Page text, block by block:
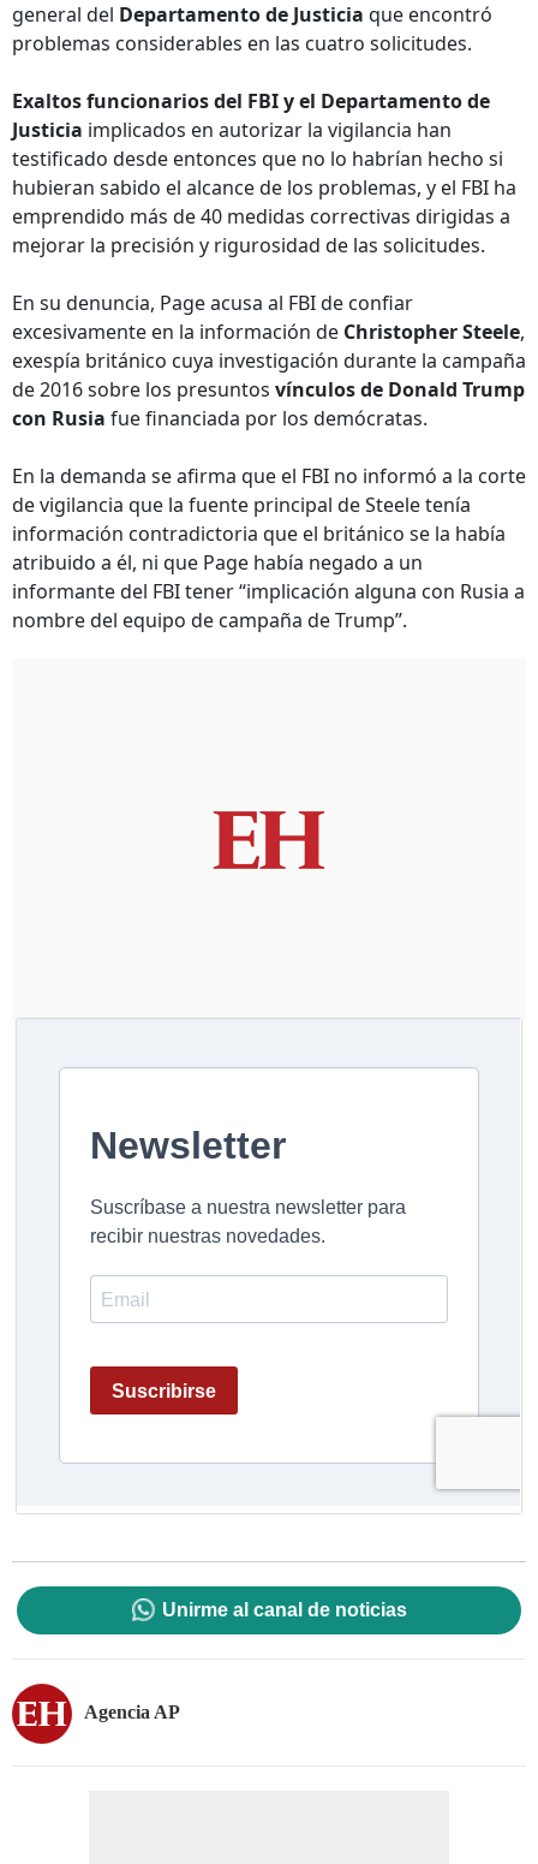
general del Departamento de Justicia que encontró
problemas considerables en las cuatro solicitudes.
Exaltos funcionarios del FBI y el Departamento de
Justicia implicados en autorizar la vigilancia han
testificado desde entonces que no lo habrían hecho si
hubieran sabido el alcance de los problemas, y el FBI ha
emprendido más de 40 medidas correctivas dirigidas a
mejorar la precisión y rigurosidad de las solicitudes.
En su denuncia, Page acusa al FBI de confiar
excesivamente en la información de Christopher Steele,
exespía británico cuya investigación durante la campaña
de 2016 sobre los presuntos vínculos de Donald Trump
con Rusia fue financiada por los demócratas.
En la demanda se afirma que el FBI no informó a la corte
de vigilancia que la fuente principal de Steele tenía
información contradictoria que el británico se la había
atribuido a él, ni que Page había negado a un
informante del FBI tener “implicación alguna con Rusia a
nombre del equipo de campaña de Trump”.
Unirme al canal de noticias
Agencia AP